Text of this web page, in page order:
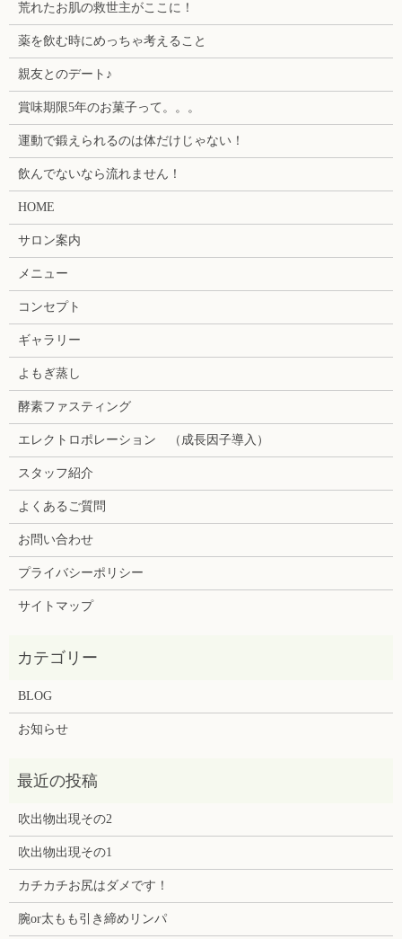
荒れたお肌の救世主がここに！
薬を飲む時にめっちゃ考えること
親友とのデート♪
賞味期限5年のお菓子って。。。
運動で鍛えられるのは体だけじゃない！
飲んでないなら流れません！
HOME
サロン案内
メニュー
コンセプト
ギャラリー
よもぎ蒸し
酵素ファスティング
エレクトロポレーション （成長因子導入）
スタッフ紹介
よくあるご質問
お問い合わせ
プライバシーポリシー
サイトマップ
BLOG
お知らせ
吹出物出現その2
吹出物出現その1
カチカチお尻はダメです！
腕or太もも引き締めリンパ